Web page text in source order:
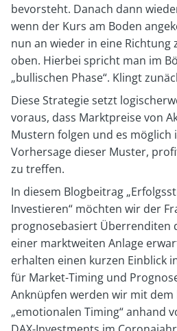
bevorsteht. Danach dann
wenn der Kurs am Boden
nun an wieder in eine Richtung
oben. Hierbei spricht man im
„bullischen Phase“. Klingt
Diese Strategie setzt
voraus, dass Marktpreise von
Mustern folgen und es möglich
Vorhersage dieser Muster,
zu treffen.
In diesem Blogbeitrag
Investieren“ möchten wir der
prognosebasiert Überrenditen
einer marktweiten Anlage
erhalten einen kurzen Einblick
für Market-Timing und
Anknüpfen werden wir mit
„emotionalen Timing“ anhand